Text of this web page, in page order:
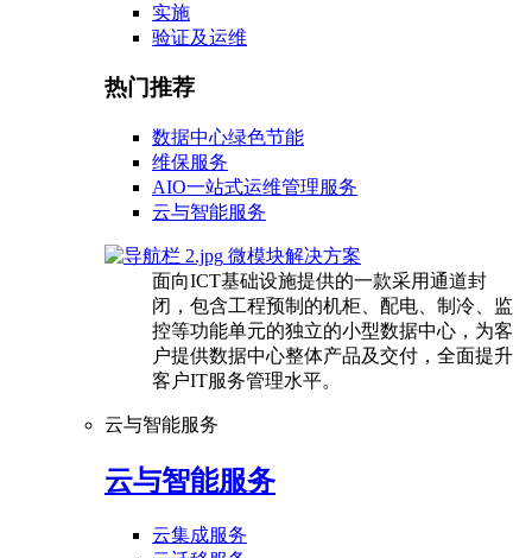
实施
验证及运维
热门推荐
数据中心绿色节能
维保服务
AIO一站式运维管理服务
云与智能服务
微模块解决方案
面向ICT基础设施提供的一款采用通道封
闭，包含工程预制的机柜、配电、制冷、监
控等功能单元的独立的小型数据中心，为客
户提供数据中心整体产品及交付，全面提升
客户IT服务管理水平。
云与智能服务
云与智能服务
云集成服务